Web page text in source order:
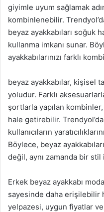
giyimle uyum sağlamak
kombinlenebilir.
beyaz ayakkabıları soğuk
kullanma imkanı sunar.
ayakkabılarınızı farklı
beyaz ayakkabılar, kişisel
yoludur. Farklı
şortlarla yapılan
hale getirebilir.
kullanıcıların
Böylece, beyaz
değil, aynı zamanda bir
Erkek beyaz ayakkabı
sayesinde daha erişilebilir
yelpazesi, uygun fiyatlar